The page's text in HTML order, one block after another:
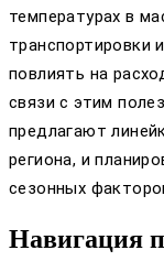
температурах в
транспортировки
повлиять на
связи с этим
предлагают
региона, и
сезонных
Навигация